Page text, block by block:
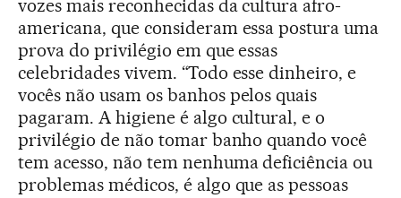
vozes mais reconhecidas da cultura afro-
americana, que consideram essa postura uma
prova do privilégio em que essas
celebridades vivem. “Todo esse dinheiro, e
vocês não usam os banhos pelos quais
pagaram. A higiene é algo cultural, e o
privilégio de não tomar banho quando você
tem acesso, não tem nenhuma deficiência ou
problemas médicos, é algo que as pessoas